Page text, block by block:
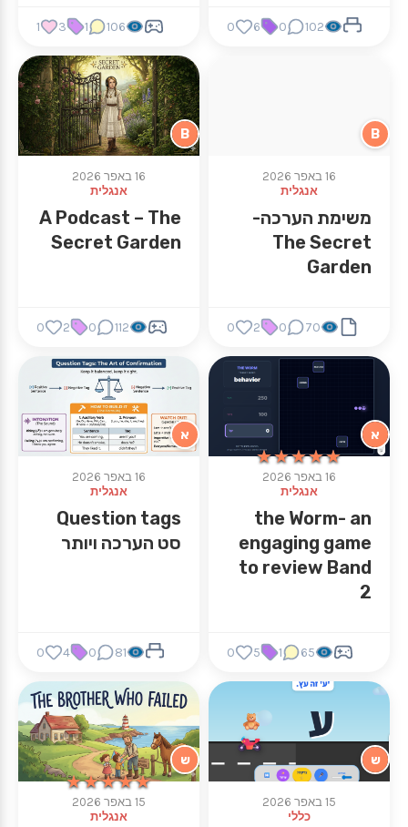
102
0
6
0
106
1
3
1
B
16 באפר 2026
אנגלית
משימת הערכה-
The Secret
Garden
70
0
2
0
B
16 באפר 2026
אנגלית
A Podcast – The
Secret Garden
112
0
2
0
★★★★★
★★★★★
א
16 באפר 2026
אנגלית
the Worm- an
engaging game
to review Band
2
65
1
5
0
א
16 באפר 2026
אנגלית
Question tags
סט הערכה ויותר
81
0
4
0
ש
15 באפר 2026
כללי
★★★★★
★★★★★
ש
15 באפר 2026
אנגלית